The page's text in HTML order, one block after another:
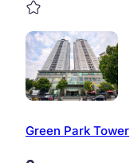
Green Park Tower